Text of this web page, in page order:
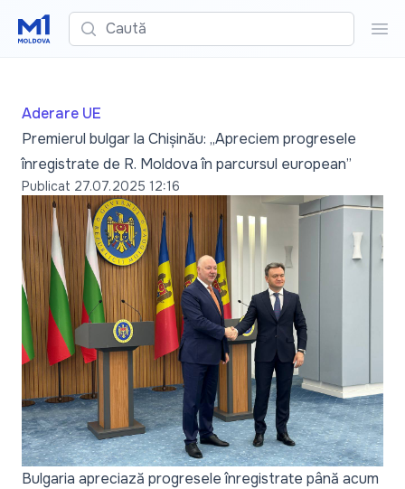
Caută
Aderare UE
Premierul bulgar la Chișinău: „Apreciem progresele
înregistrate de R. Moldova în parcursul european”
Publicat 27.07.2025 12:16
Bulgaria apreciază progresele înregistrate până acum